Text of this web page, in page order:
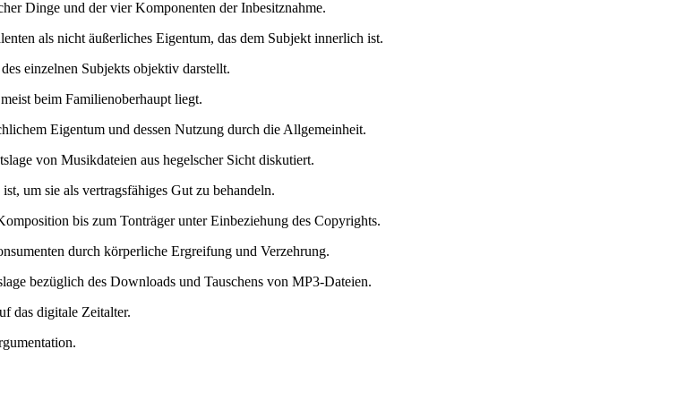
Dinge und der vier Komponenten der Inbesitznahme.
als nicht äußerliches Eigentum, das dem Subjekt innerlich ist.
einzelnen Subjekts objektiv darstellt.
beim Familienoberhaupt liegt.
Eigentum und dessen Nutzung durch die Allgemeinheit.
von Musikdateien aus hegelscher Sicht diskutiert.
um sie als vertragsfähiges Gut zu behandeln.
bis zum Tonträger unter Einbeziehung des Copyrights.
durch körperliche Ergreifung und Verzehrung.
bezüglich des Downloads und Tauschens von MP3-Dateien.
das digitale Zeitalter.